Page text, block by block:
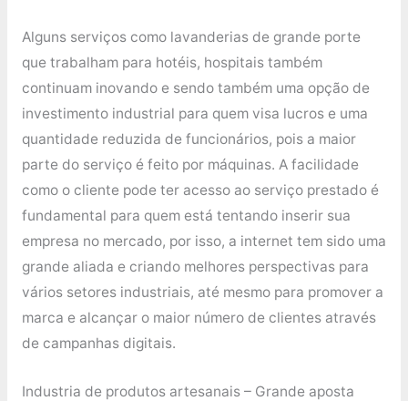
Alguns serviços como lavanderias de grande porte
que trabalham para hotéis, hospitais também
continuam inovando e sendo também uma opção de
investimento industrial para quem visa lucros e uma
quantidade reduzida de funcionários, pois a maior
parte do serviço é feito por máquinas. A facilidade
como o cliente pode ter acesso ao serviço prestado é
fundamental para quem está tentando inserir sua
empresa no mercado, por isso, a internet tem sido uma
grande aliada e criando melhores perspectivas para
vários setores industriais, até mesmo para promover a
marca e alcançar o maior número de clientes através
de campanhas digitais.
Industria de produtos artesanais – Grande aposta